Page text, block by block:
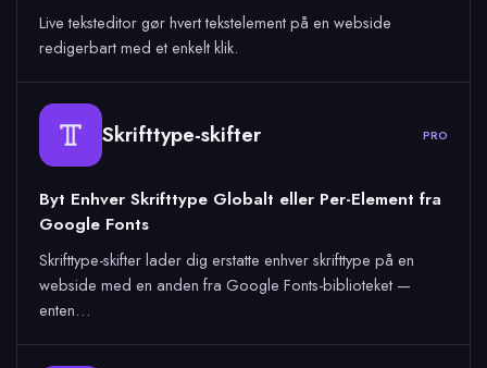
Live teksteditor gør hvert tekstelement på en webside
redigerbart med et enkelt klik.
Skrifttype-skifter PRO
Byt Enhver Skrifttype Globalt eller Per-Element fra
Google Fonts
Skrifttype-skifter lader dig erstatte enhver skrifttype på en
webside med en anden fra Google Fonts-biblioteket —
enten…